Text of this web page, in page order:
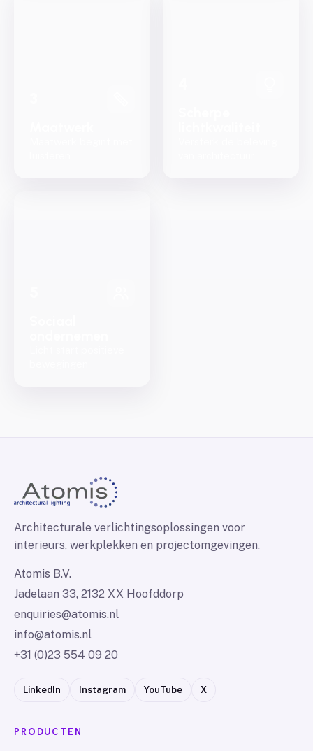
Architecturale verlichtingsoplossingen voor
interieurs, werkplekken en projectomgevingen.
Atomis B.V.
Jadelaan 33, 2132 XX Hoofddorp
enquiries@atomis.nl
info@atomis.nl
+31 (0)23 554 09 20
LinkedIn Instagram YouTube X
PRODUCTEN